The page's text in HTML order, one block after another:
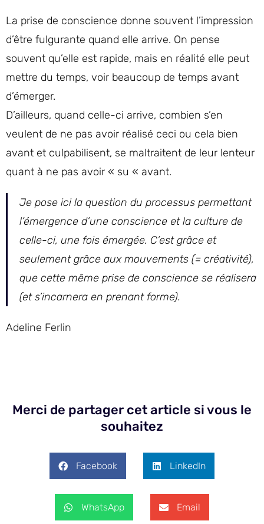
La prise de conscience donne souvent l’impression
d’être fulgurante quand elle arrive. On pense
souvent qu’elle est rapide, mais en réalité elle peut
mettre du temps, voir beaucoup de temps avant
d’émerger.
D’ailleurs, quand celle-ci arrive, combien s’en
veulent de ne pas avoir réalisé ceci ou cela bien
avant et culpabilisent, se maltraitent de leur lenteur
quant à ne pas avoir « su « avant.
Je pose ici la question du processus permettant
l’émergence d’une conscience et la culture de
celle-ci, une fois émergée. C’est grâce et
seulement grâce aux mouvements (= créativité),
que cette même prise de conscience se réalisera
(et s’incarnera en prenant forme).
Adeline Ferlin
Merci de partager cet article si vous le
souhaitez
Facebook LinkedIn
WhatsApp Email